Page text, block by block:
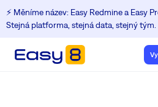
⚡️ Měníme název: Easy Redmine a Easy
Stejná platforma, stejná data, stejný tým.